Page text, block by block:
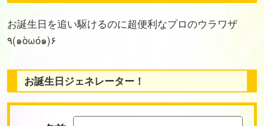
お誕生日を追い駆けるのに超便利なプロのウラワザ
٩(๑òωó๑)۶
お誕生日ジェネレーター！